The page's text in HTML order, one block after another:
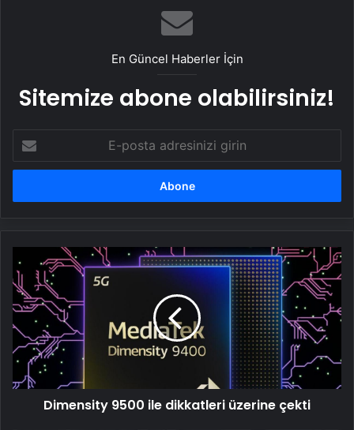
En Güncel Haberler İçin
Sitemize abone olabilirsiniz!
posta
adresinizi
9500
ile
dikkatleri
üzerine
çekti
Dimensity 9500 ile dikkatleri üzerine çekti